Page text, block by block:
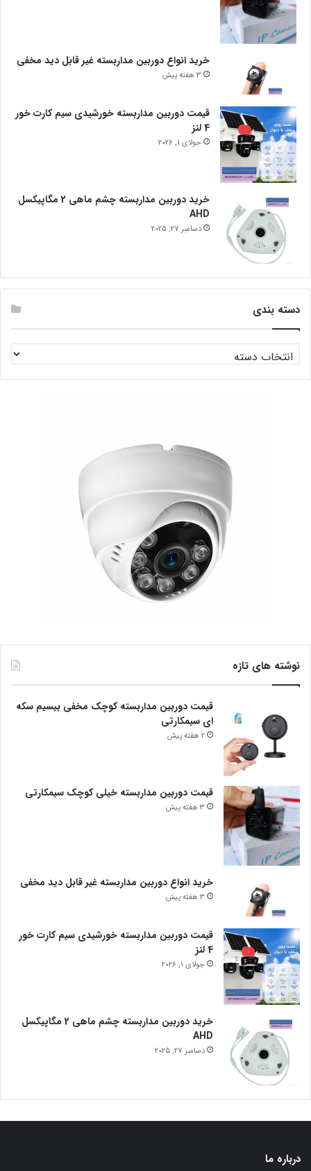
خرید انواع دوربین مداربسته غیر قابل دید مخفی
3 هفته پیش
قیمت دوربین مداربسته خورشیدی سیم کارت خور
4 لنز
جولای 1, 2026
خرید دوربین مداربسته چشم ماهی 2 مگاپیکسل
AHD
دسامبر 27, 2025
دسته بندی
دسته
بندی
نوشته های تازه
قیمت دوربین مداربسته کوچک مخفی بیسیم سکه
ای سیمکارتی
2 هفته پیش
قیمت دوربین مداربسته خیلی کوچک سیمکارتی
3 هفته پیش
خرید انواع دوربین مداربسته غیر قابل دید مخفی
3 هفته پیش
قیمت دوربین مداربسته خورشیدی سیم کارت خور
4 لنز
جولای 1, 2026
خرید دوربین مداربسته چشم ماهی 2 مگاپیکسل
AHD
دسامبر 27, 2025
درباره ما